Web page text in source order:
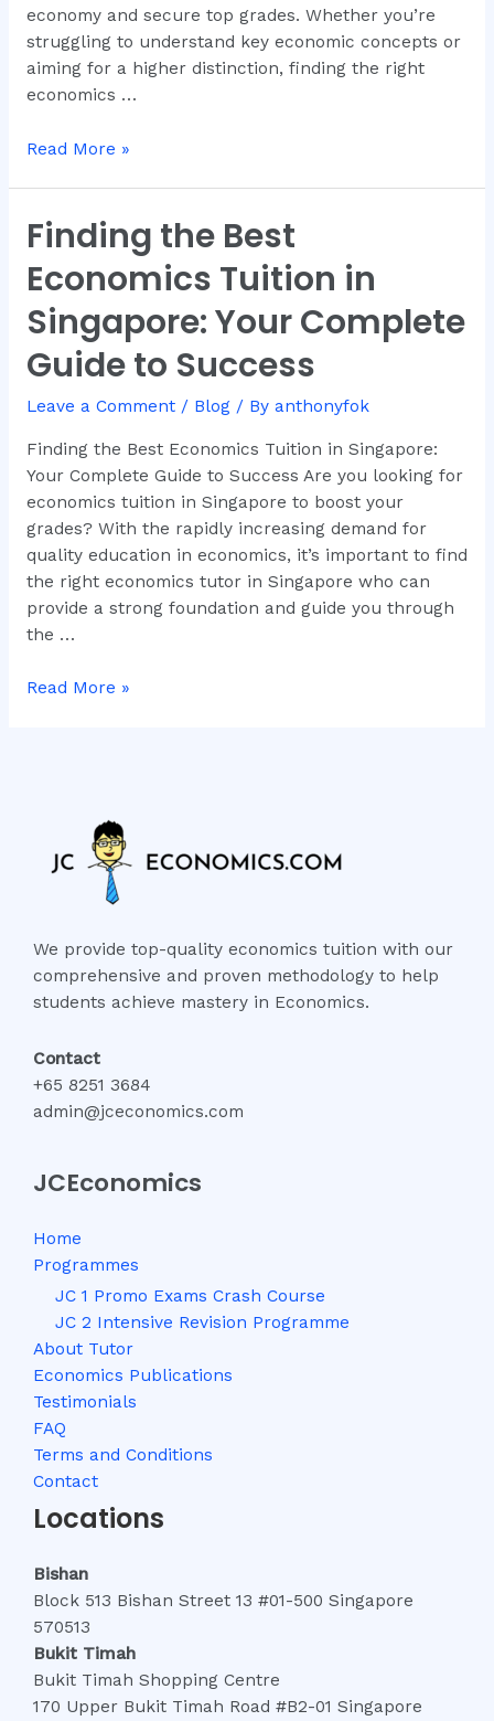
economy and secure top grades. Whether you’re
struggling to understand key economic concepts or
aiming for a higher distinction, finding the right
economics …
Success
Read More »
Finding the Best
Economics Tuition in
Singapore: Your Complete
Guide to Success
Leave a Comment / Blog/ By anthonyfok
Finding the Best Economics Tuition in Singapore:
Your Complete Guide to Success Are you looking for
economics tuition in Singapore to boost your
grades? With the rapidly increasing demand for
quality education in economics, it’s important to find
the right economics tutor in Singapore who can
provide a strong foundation and guide you through
the …
Finding
the
Best
Economics
Tuition
in
Your
Complete
Success
Read More »
We provide top-quality economics tuition with our
comprehensive and proven methodology to help
students achieve mastery in Economics.
Contact
+65 8251 3684
admin@jceconomics.com
JCEconomics
Home
Programmes
JC 1 Promo Exams Crash Course
JC 2 Intensive Revision Programme
About Tutor
Economics Publications
Testimonials
FAQ
Terms and Conditions
Contact
Locations
Bishan
Block 513 Bishan Street 13 #01-500 Singapore
570513
Bukit Timah
Bukit Timah Shopping Centre
170 Upper Bukit Timah Road #B2-01 Singapore